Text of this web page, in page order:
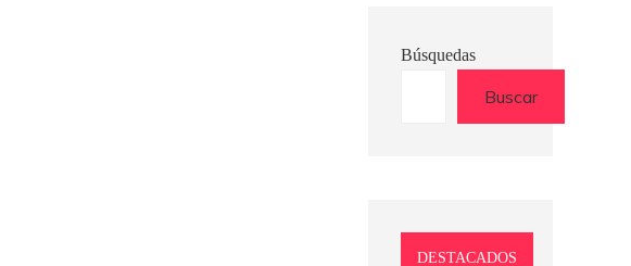
Búsquedas
Buscar
DESTACADOS